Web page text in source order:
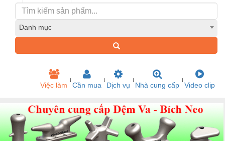
Danh mục
Việc làm Cần mua Dịch vụ Nhà cung cấp Video clip